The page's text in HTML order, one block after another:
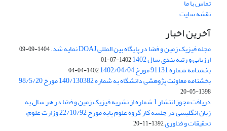
تماس با ما
نقشه سایت
آخرین اخبار
مجله فیزیک زمین و فضا در پایگاه بین المللی DOAJ نمایه شد. 1404-09-09
ارزیابی و رتبه بندی سال 1402 1402-07-01
بخشنامه شماره 91131 مورخ 1402/04/04 1402-04-04
بخشنامه معاونت پژوهشی دانشگاه به شماره 140/130382 مورخ 98/5/20
1398-05-20
دریافت مجوز انتشار 1 شماره از نشریه فیزیک زمین و فضا در هر سال به
زبان انگلیسی در جلسه کار گروه علوم پایه مورخ 22/10/92 وزارت علوم،
تحقیقات و فناوری1392-11-20